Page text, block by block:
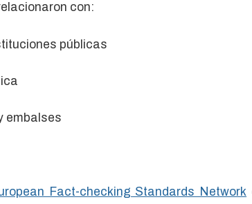
con:
públicas
embalses
Fact-checking Standards Network